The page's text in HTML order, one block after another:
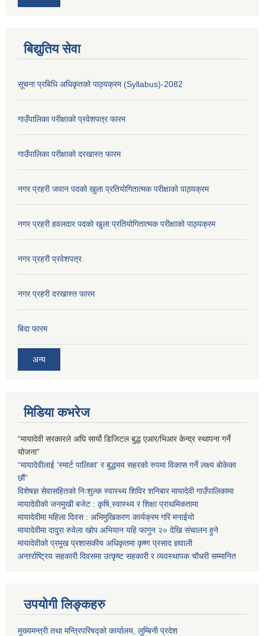
बिद्युतिय सेवा
सूचना प्रबिधि अधिकृतको पाठ्यक्रम (Syllabus)-2082
गाउँपालिका परीक्षाको प्रवेशपत्र फारम
गाउँपालिका परीक्षाको दरखास्त फारम
नगर प्रहरी जवान पदको खुला प्रतियोगितात्मक परीक्षाको पाठ्यक्रम
नगर प्रहरी हवलदार पदको खुला प्रतियोगितात्मक परीक्षाको पाठ्यक्रम
नगर प्रहरी प्रवेशपत्र
नगर प्रहरी दरखास्त फारम
बिदा फारम
अन्य
मिडिया कभरेज
“मायादेवी सरकारले अघि सार्यो डिजिटल बुद्ध एआर/भिआर केन्द्र स्थापना गर्ने
योजना”
“मायादेवीलाई ‘स्मार्ट पालिका’ र बुद्धमय सहरको रुपमा विकास गर्ने लक्ष्य बोकेका
छौं”
विशेषज्ञ सेवासहितको निःशुल्क स्वास्थ्य शिविर शनिबार मायादेवी गाउँपालिकामा
मायादेवीको जनमुखी बजेट : कृषि,स्वास्थ्य र शिक्षा प्राथमिकतामा
मायादेवीमा महिला दिवस : अभिमुखिकरण कार्यक्रम गरि मनाईयो
मायादेवीमा दादुरा रुवेला खोप अभियान यहि फागुन २० देखि संचालन हुने
मायादेवीको प्रमुख प्रशासकीय अधिकृतमा कृष्ण प्रसाद ज्ञवाली
अन्तर्राष्ट्रिय सहकारी दिवसमा उत्कृष्ट सहकारी र व्यवस्थापक चौधरी सम्मानित
उपयोगी लिङ्कहरु
मुख्यमन्त्री तथा मन्त्रिपरिषद्को कार्यालय, लुम्बिनी प्रदेश